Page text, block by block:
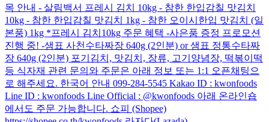
목 안내 - 살림백서 프레시 김치 10kg - 참한 한입감칠 맛김치
10kg - 참한 한입감칠 맛김치 1kg - 참한 오이시한입 맛김치 (일
본풍) 1kg *프레시 김치10kg 주문 혜택 -사은품 증정 프로모션
진행 중! -샘표 사천수타짜장 640g (2인분) or 샘표 정통수타짜
장 640g (2인분) 포기김치, 맛김치, 장류, 고기양념장, 떡볶이떡
등 식자재 관련 문의와 주문은 아래 정보 또는 1:1 오픈채팅으
로 해주세요. 한국어 안내 099-284-5545 Kakao ID : kwonfoods
Line ID : kwonfoods Line Official : @kwonfoods 아래 온라인숍
에서도 주문 가능합니다. 쇼피 (Shopee)